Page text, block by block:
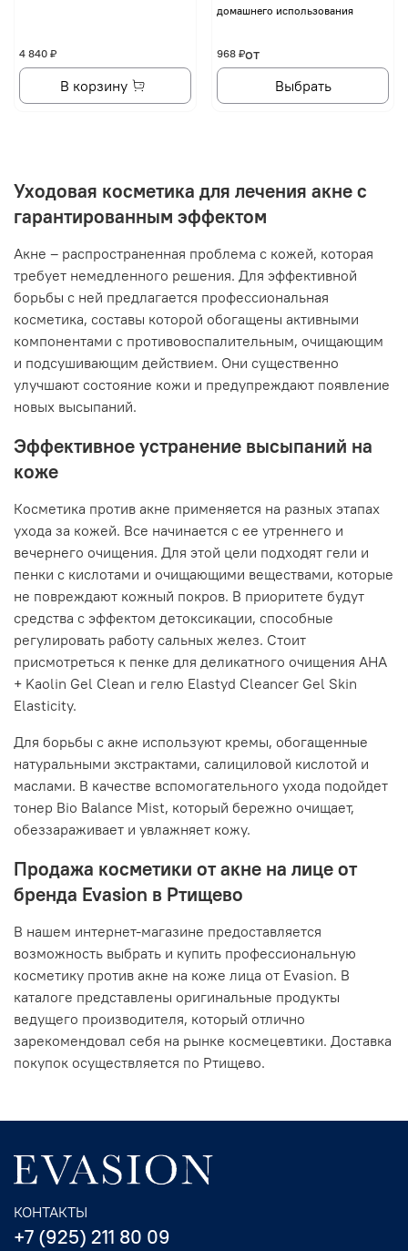
4 840 ₽
В корзину
домашнего использования
от
968 ₽
Выбрать
Уходовая косметика для лечения акне с
гарантированным эффектом
Акне – распространенная проблема с кожей, которая
требует немедленного решения. Для эффективной
борьбы с ней предлагается профессиональная
косметика, составы которой обогащены активными
компонентами с противовоспалительным, очищающим
и подсушивающим действием. Они существенно
улучшают состояние кожи и предупреждают появление
новых высыпаний.
Эффективное устранение высыпаний на
коже
Косметика против акне применяется на разных этапах
ухода за кожей. Все начинается с ее утреннего и
вечернего очищения. Для этой цели подходят гели и
пенки с кислотами и очищающими веществами, которые
не повреждают кожный покров. В приоритете будут
средства с эффектом детоксикации, способные
регулировать работу сальных желез. Стоит
присмотреться к пенке для деликатного очищения AHA
+ Kaolin Gel Clean и гелю Elastyd Cleancer Gel Skin
Elasticity.
Для борьбы с акне используют кремы, обогащенные
натуральными экстрактами, салициловой кислотой и
маслами. В качестве вспомогательного ухода подойдет
тонер Bio Balance Mist, который бережно очищает,
обеззараживает и увлажняет кожу.
Продажа косметики от акне на лице от
бренда Evasion в Ртищево
В нашем интернет-магазине предоставляется
возможность выбрать и купить профессиональную
косметику против акне на коже лица от Evasion. В
каталоге представлены оригинальные продукты
ведущего производителя, который отлично
зарекомендовал себя на рынке космецевтики. Доставка
покупок осуществляется по Ртищево.
КОНТАКТЫ
+7 (925) 211 80 09